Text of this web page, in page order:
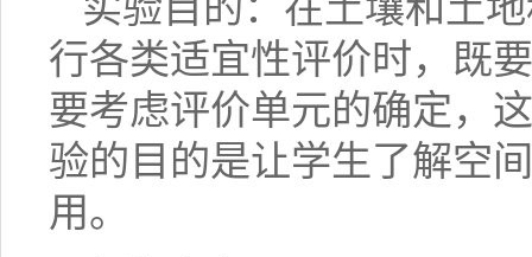
行各类适宜性评价时，既
要考虑评价单元的确定，
验的目的是让学生了解空
用。